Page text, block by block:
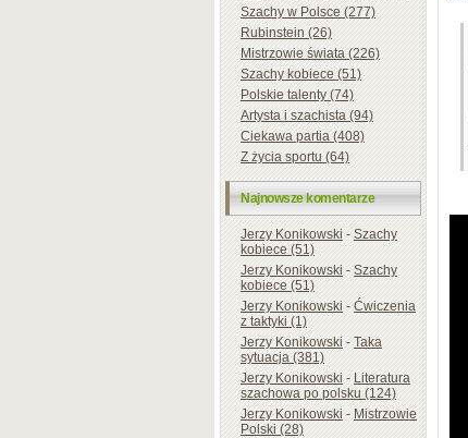
Szachy w Polsce (277)
Rubinstein (26)
Mistrzowie świata (226)
Szachy kobiece (51)
Polskie talenty (74)
Artysta i szachista (94)
Ciekawa partia (408)
Z życia sportu (64)
Najnowsze komentarze
Jerzy Konikowski-Szachy
kobiece (51)
Jerzy Konikowski-Szachy
kobiece (51)
Jerzy Konikowski-Ćwiczenia
z taktyki (1)
Jerzy Konikowski-Taka
sytuacja (381)
Jerzy Konikowski-Literatura
szachowa po polsku (124)
Jerzy Konikowski-Mistrzowie
Polski (28)